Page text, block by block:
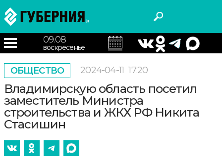
09.08
воскресенье
ОБЩЕСТВО 2024-04-11 17:20
Владимирскую область посетил
заместитель Министра
строительства и ЖКХ РФ Никита
Стасишин